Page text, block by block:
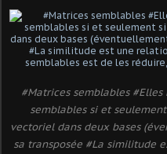
#Matrices semblables
semblables si et
vectoriel dans deux bases
sa transposée #La similitude